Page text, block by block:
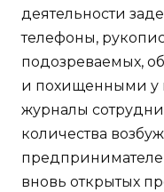
деятельности
телефоны,
подозреваемых,
и похищенными у
журналы
количества
вновь открытых